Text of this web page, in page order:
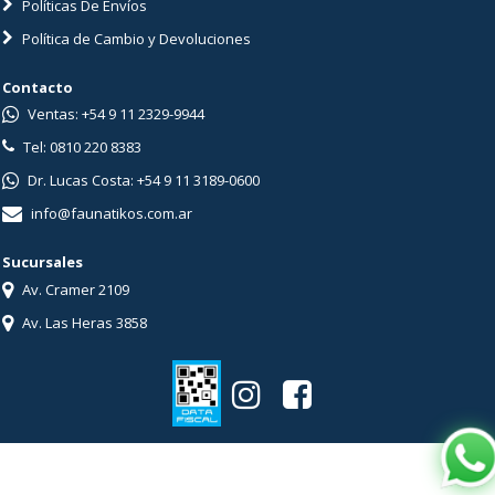
Políticas De Envíos
Política de Cambio y Devoluciones
Contacto
Ventas: +54 9 11 2329-9944
Tel: 0810 220 8383
Dr. Lucas Costa: +54 9 11 3189-0600
info@faunatikos.com.ar
Sucursales
Av. Cramer 2109
Av. Las Heras 3858